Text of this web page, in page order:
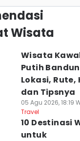
Wisata
Wisata
Putih
Lokasi, Rute,
dan Tipsnya
05 Agu 2026, 18:19
Travel
10 Destinasi
untuk